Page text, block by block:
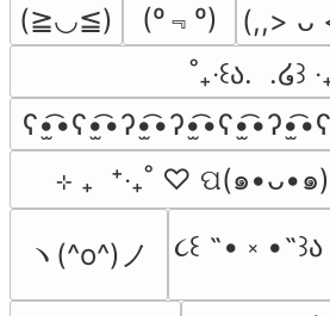
(≧◡≦)
(º﹃º) (,,> ᴗ
˚₊‧꒰ა.  .໒꒱
⊹ ₊  ⁺‧₊˚ ♡ ପ(๑•ᴗ•๑
ヽ(^o^)ノ ૮꒰ ˶• ༝